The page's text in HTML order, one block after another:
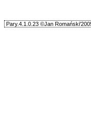
Pary.4.1.0.23 ©Jan